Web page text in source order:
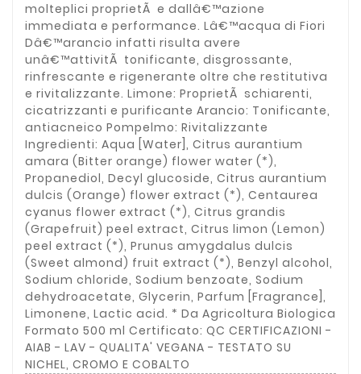
molteplici proprietÃ e dallâ€™azione
immediata e performance. Lâ€™acqua di Fiori
Dâ€™arancio infatti risulta avere
unâ€™attivitÃ tonificante, disgrossante,
rinfrescante e rigenerante oltre che restitutiva
e rivitalizzante. Limone: ProprietÃ schiarenti,
cicatrizzanti e purificante Arancio: Tonificante,
antiacneico Pompelmo: Rivitalizzante
Ingredienti: Aqua [Water], Citrus aurantium
amara (Bitter orange) flower water (*),
Propanediol, Decyl glucoside, Citrus aurantium
dulcis (Orange) flower extract (*), Centaurea
cyanus flower extract (*), Citrus grandis
(Grapefruit) peel extract, Citrus limon (Lemon)
peel extract (*), Prunus amygdalus dulcis
(Sweet almond) fruit extract (*), Benzyl alcohol,
Sodium chloride, Sodium benzoate, Sodium
dehydroacetate, Glycerin, Parfum [Fragrance],
Limonene, Lactic acid. * Da Agricoltura Biologica
Formato 500 ml Certificato: QC CERTIFICAZIONI -
AIAB - LAV - QUALITA' VEGANA - TESTATO SU
NICHEL, CROMO E COBALTO